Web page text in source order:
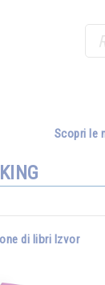
Scopri le
di libri Izvor